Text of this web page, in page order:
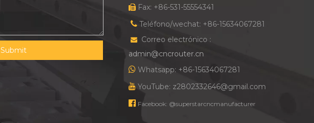
Submit
 Fax: +86-531-55554341
 Teléfono/wechat: +86-15634067281

Correo electrónico :
admin@cncrouter.cn
 Whatsapp: +86-15634067281
 YouTube: z2802332646@gmail.com
 Facebook: @superstarcncmanufacturer